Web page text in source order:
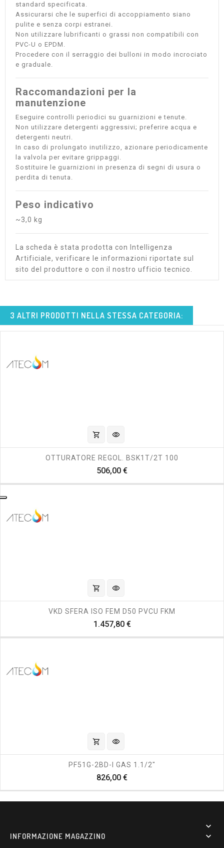
standard specificata.
Assicurarsi che le superfici di accoppiamento siano
pulite e senza corpi estranei.
Non utilizzare lubrificanti o grassi non compatibili con
PVC-U o EPDM.
Procedere con il serraggio dei bulloni in modo incrociato
e graduale.
Raccomandazioni per la
manutenzione
Eseguire controlli periodici su guarnizioni e tenute.
Non utilizzare detergenti aggressivi; preferire acqua e
detergenti neutri.
In caso di prolungato inutilizzo, azionare periodicamente
la valvola per evitare grippaggi.
Sostituire le guarnizioni in presenza di segni di usura o
perdita di tenuta.
Peso indicativo
~3,0 kg
La scheda è stata prodotta con Intelligenza
Artificiale, verificare le informazioni riportate sul
sito del produttore o con il nostro ufficio tecnico.
3 ALTRI PRODOTTI NELLA STESSA CATEGORIA:
shopping_cart visibility
OTTURATORE REGOL. BSK1T/2T 100
506,00 €Prezzo
shopping_cart visibility
VKD SFERA ISO FEM D50 PVCU FKM
1.457,80 €Prezzo
shopping_cart visibility
PF51G-2BD-I GAS 1.1/2"
826,00 €Prezzo

INFORMAZIONE MAGAZZINO 